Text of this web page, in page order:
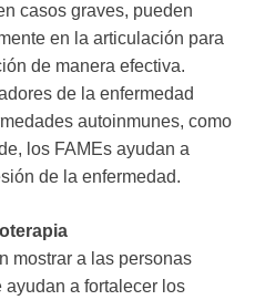
casos graves, pueden
en la articulación para
de manera efectiva.
de la enfermedad
autoinmunes, como
los FAMEs ayudan a
de la enfermedad.
mostrar a las personas
a fortalecer los